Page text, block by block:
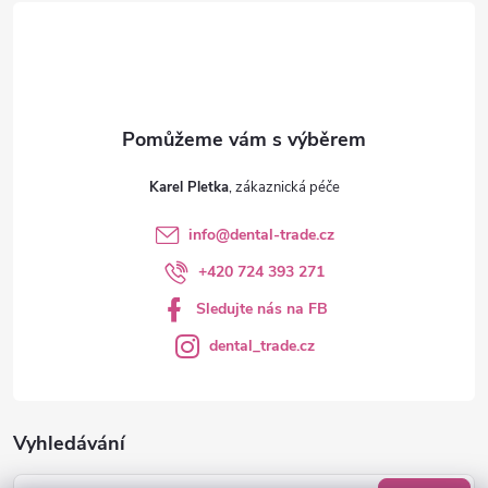
Vyhledávání
Karel Pletka
info@dental-trade.cz
+420 724 393 271
Sledujte nás na FB
dental_trade.cz